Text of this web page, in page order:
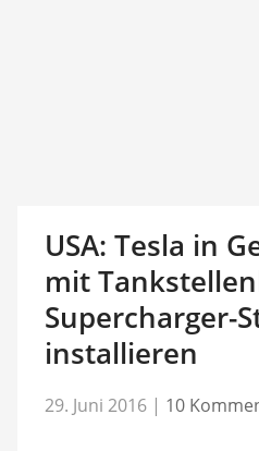
USA: Tesla in
mit
Supercharger-
installieren
29. Juni 2016 | 10